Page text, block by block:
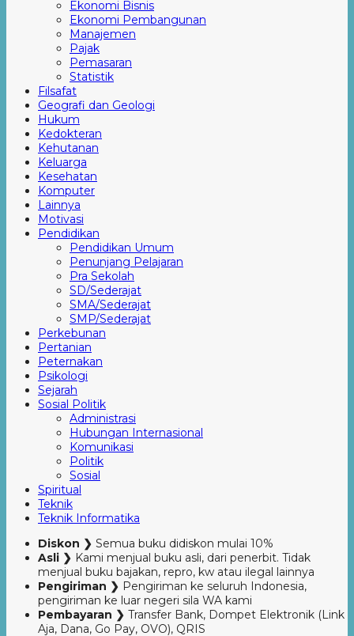
Ekonomi Bisnis
Ekonomi Pembangunan
Manajemen
Pajak
Pemasaran
Statistik
Filsafat
Geografi dan Geologi
Hukum
Kedokteran
Kehutanan
Keluarga
Kesehatan
Komputer
Lainnya
Motivasi
Pendidikan
Pendidikan Umum
Penunjang Pelajaran
Pra Sekolah
SD/Sederajat
SMA/Sederajat
SMP/Sederajat
Perkebunan
Pertanian
Peternakan
Psikologi
Sejarah
Sosial Politik
Administrasi
Hubungan Internasional
Komunikasi
Politik
Sosial
Spiritual
Teknik
Teknik Informatika
Diskon ❯ Semua buku didiskon mulai 10%
Asli ❯ Kami menjual buku asli, dari penerbit. Tidak
menjual buku bajakan, repro, kw atau ilegal lainnya
Pengiriman ❯ Pengiriman ke seluruh Indonesia,
pengiriman ke luar negeri sila WA kami
Pembayaran ❯ Transfer Bank, Dompet Elektronik (Link
Aja, Dana, Go Pay, OVO), QRIS